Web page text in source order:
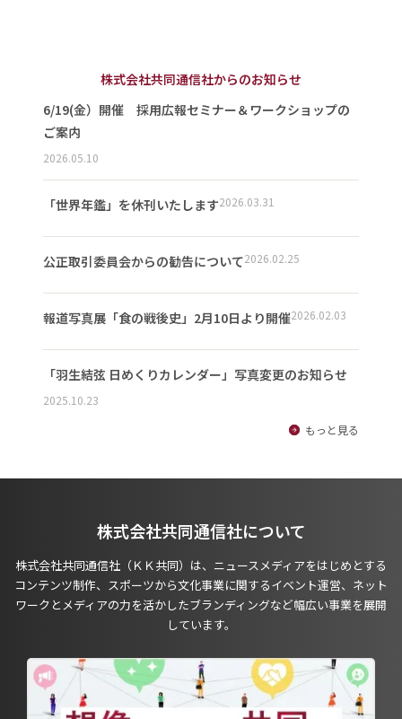
株式会社共同通信社からのお知らせ
6/19(金）開催 採用広報セミナー＆ワークショップの
ご案内
2026.05.10
「世界年鑑」を休刊いたします2026.03.31
公正取引委員会からの勧告について2026.02.25
報道写真展「食の戦後史」2月10日より開催2026.02.03
「羽生結弦 日めくりカレンダー」写真変更のお知らせ
2025.10.23
もっと見る
株式会社共同通信社について
株式会社共同通信社（ＫＫ共同）は、ニュースメディアをはじめとする
コンテンツ制作、スポーツから文化事業に関するイベント運営、ネット
ワークとメディアの力を活かしたブランディングなど幅広い事業を展開
しています。